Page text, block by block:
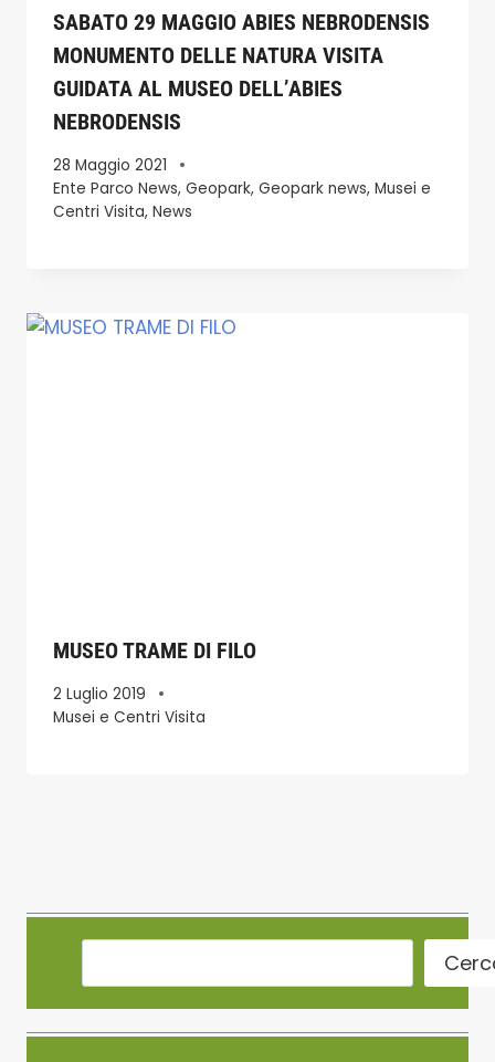
SABATO 29 MAGGIO ABIES NEBRODENSIS
MONUMENTO DELLE NATURA VISITA
GUIDATA AL MUSEO DELL’ABIES
NEBRODENSIS
28 Maggio 2021
Ente Parco News, Geopark, Geopark news, Musei e
Centri Visita, News
MUSEO TRAME DI FILO
2 Luglio 2019
Musei e Centri Visita